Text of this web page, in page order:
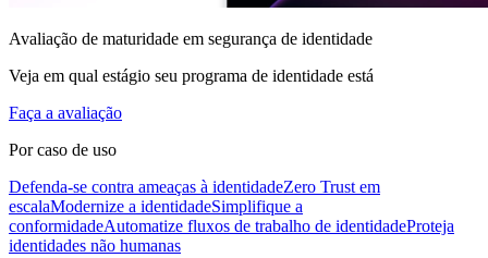
Avaliação de maturidade em segurança de identidade
Veja em qual estágio seu programa de identidade está
Faça a avaliação
Por caso de uso
Defenda-se contra ameaças à identidadeZero Trust em
escalaModernize a identidadeSimplifique a
conformidadeAutomatize fluxos de trabalho de identidadeProteja
identidades não humanas